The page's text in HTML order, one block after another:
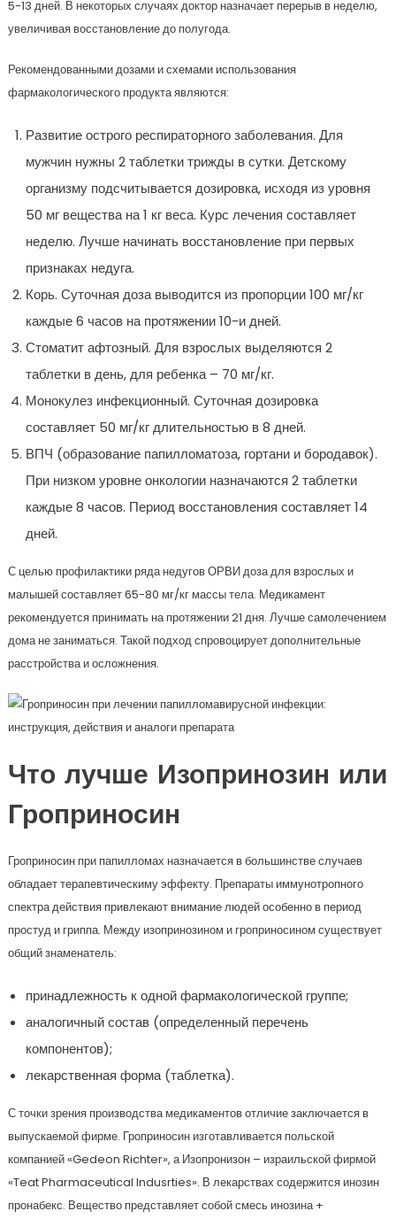
5-13 дней. В некоторых случаях доктор назначает перерыв в неделю,
увеличивая восстановление до полугода.
Рекомендованными дозами и схемами использования
фармакологического продукта являются:
Развитие острого респираторного заболевания. Для
мужчин нужны 2 таблетки трижды в сутки. Детскому
организму подсчитывается дозировка, исходя из уровня
50 мг вещества на 1 кг веса. Курс лечения составляет
неделю. Лучше начинать восстановление при первых
признаках недуга.
Корь. Суточная доза выводится из пропорции 100 мг/кг
каждые 6 часов на протяжении 10-и дней.
Стоматит афтозный. Для взрослых выделяются 2
таблетки в день, для ребенка – 70 мг/кг.
Монокулез инфекционный. Суточная дозировка
составляет 50 мг/кг длительностью в 8 дней.
ВПЧ (образование папилломатоза, гортани и бородавок).
При низком уровне онкологии назначаются 2 таблетки
каждые 8 часов. Период восстановления составляет 14
дней.
С целью профилактики ряда недугов ОРВИ доза для взрослых и
малышей составляет 65-80 мг/кг массы тела. Медикамент
рекомендуется принимать на протяжении 21 дня. Лучше самолечением
дома не заниматься. Такой подход спровоцирует дополнительные
расстройства и осложнения.
Что лучше Изопринозин или
Гроприносин
Гроприносин при папилломах назначается в большинстве случаев
обладает терапевтическиму эффекту. Препараты иммунотропного
спектра действия привлекают внимание людей особенно в период
простуд и гриппа. Между изопринозином и гроприносином существует
общий знаменатель:
принадлежность к одной фармакологической группе;
аналогичный состав (определенный перечень
компонентов);
лекарственная форма (таблетка).
С точки зрения производства медикаментов отличие заключается в
выпускаемой фирме. Гроприносин изготавливается польской
компанией «Gedeon Richter», а Изопронизон – израильской фирмой
«Teat Pharmaceutical Indusrties». В лекарствах содержится инозин
пронабекс. Вещество представляет собой смесь инозина +